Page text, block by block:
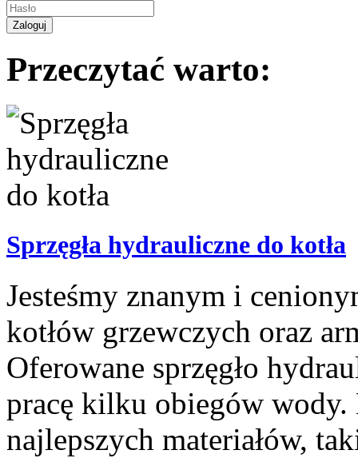
Przeczytać warto:
Sprzęgła hydrauliczne do kotła
Jesteśmy znanym i
kotłów grzewczych oraz
Oferowane sprzęgło
pracę kilku obiegów wody.
najlepszych materiałów,